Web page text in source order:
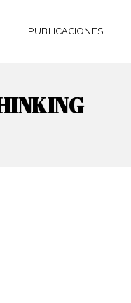
PUBLICACIONES